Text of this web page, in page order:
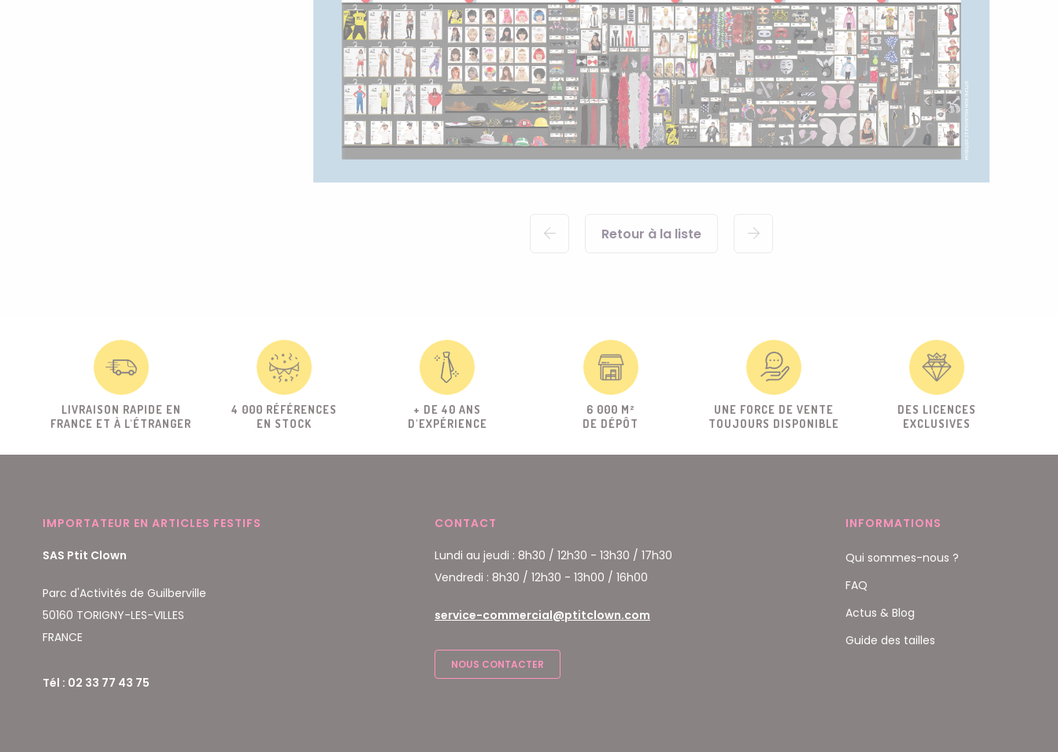
Retour à la liste
LIVRAISON RAPIDE EN
FRANCE ET À L'ÉTRANGER
4 000 RÉFÉRENCES
EN STOCK
+ DE 40 ANS
D'EXPÉRIENCE
6 000 M²
DE DÉPÔT
UNE FORCE DE VENTE
TOUJOURS DISPONIBLE
DES LICENCES
EXCLUSIVES
IMPORTATEUR EN ARTICLES FESTIFS
SAS Ptit Clown
Parc d'Activités de Guilberville
50160 TORIGNY-LES-VILLES
FRANCE
Tél : 02 33 77 43 75
CONTACT
Lundi au jeudi : 8h30 / 12h30 - 13h30 / 17h30
Vendredi : 8h30 / 12h30 - 13h00 / 16h00
service-commercial@ptitclown.com
NOUS CONTACTER
INFORMATIONS
Qui sommes-nous ?
FAQ
Actus & Blog
Guide des tailles